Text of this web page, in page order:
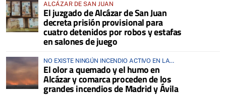
ALCÁZAR DE SAN JUAN
El juzgado de Alcázar de San Juan
decreta prisión provisional para
cuatro detenidos por robos y estafas
en salones de juego
NO EXISTE NINGÚN INCENDIO ACTIVO EN LA
COMARCA
El olor a quemado y el humo en
Alcázar y comarca proceden de los
grandes incendios de Madrid y Ávila